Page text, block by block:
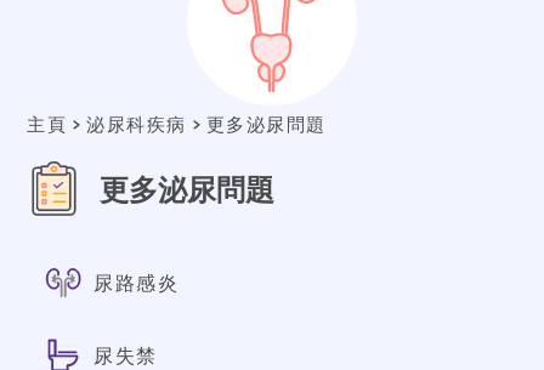
主頁 泌尿科疾病 更多泌尿問題
更多泌尿問題
尿路感炎
尿失禁